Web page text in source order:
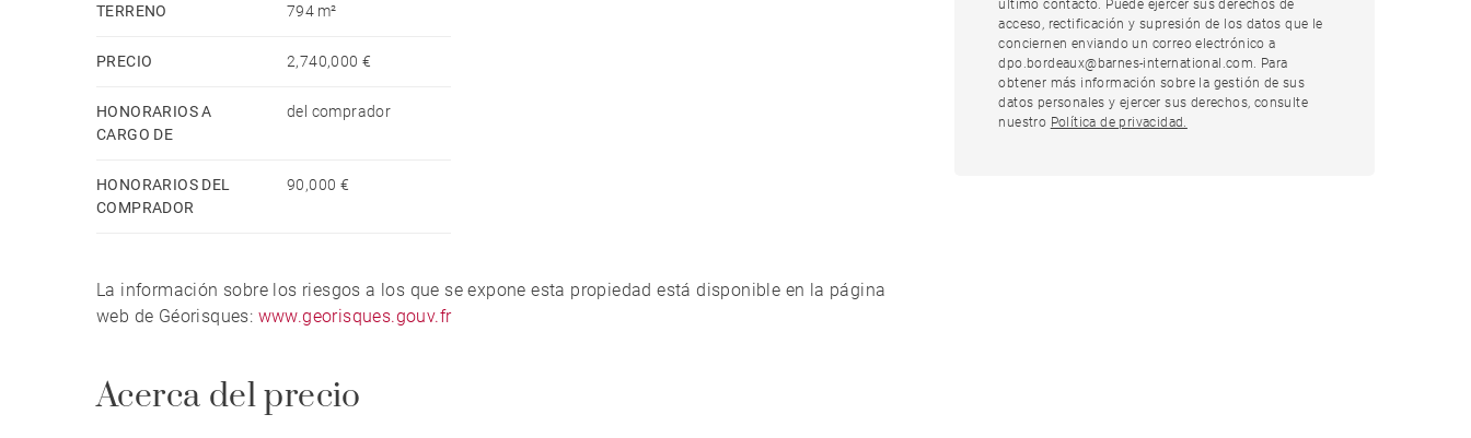
TERRENO 794 m²
PRECIO 2,740,000 €
HONORARIOS A
CARGO DE
del comprador
HONORARIOS DEL
COMPRADOR
90,000 €
La información sobre los riesgos a los que se expone esta propiedad está disponible en la página
web de Géorisques: www.georisques.gouv.fr
Acerca del precio
último contacto. Puede ejercer sus derechos de
acceso, rectificación y supresión de los datos que le
conciernen enviando un correo electrónico a
dpo.bordeaux@barnes-international.com. Para
obtener más información sobre la gestión de sus
datos personales y ejercer sus derechos, consulte
nuestro Política de privacidad.